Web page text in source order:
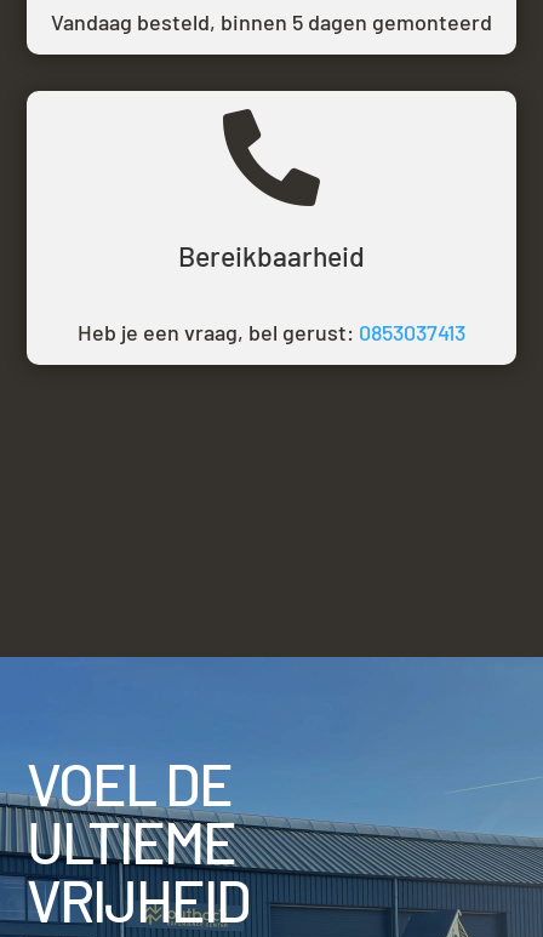
Vandaag besteld, binnen 5 dagen gemonteerd

Bereikbaarheid
Heb je een vraag, bel gerust: 0853037413
VOEL DE
ULTIEME
VRIJHEID